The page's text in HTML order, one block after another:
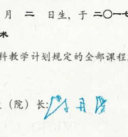
专本科招生简章